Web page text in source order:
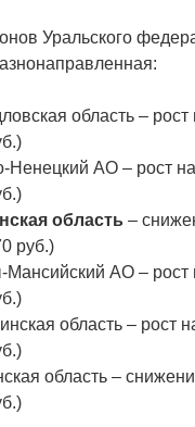
Уральского
область – рост
Ненецкий АО – рост
область –
руб.)
Мансийский АО – рост
область – рост
область –